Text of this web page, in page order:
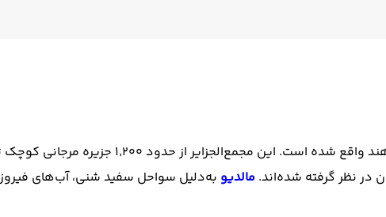
مالدیو به‌دلیل سواحل سفید شنی، آب‌های